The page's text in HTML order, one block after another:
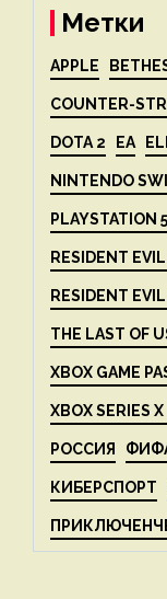
Метки
APPLE
COUNTER-
DOTA 2 EA
NINTENDO
PLAYSTATION 5
RESIDENT
RESIDENT
THE LAST OF
XBOX GAME
XBOX SERIES
РОССИЯ
КИБЕРСПОРТ